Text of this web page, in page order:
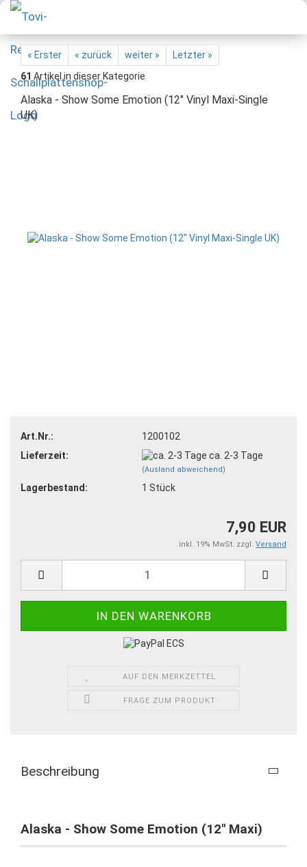
« Erster « zurück weiter »
Letzter »
61 Artikel in dieser Kategorie
Alaska - Show Some Emotion (12" Vinyl Maxi-Single
UK)
Art.Nr.:
1200102
Lieferzeit:
ca. 2-3 Tage
(Ausland abweichend)
Lagerbestand: 1 Stück
7,90 EUR
inkl. 19% MwSt. zzgl. Versand
AUF DEN MERKZETTEL
FRAGE ZUM PRODUKT
Beschreibung
Alaska - Show Some Emotion (12" Maxi)